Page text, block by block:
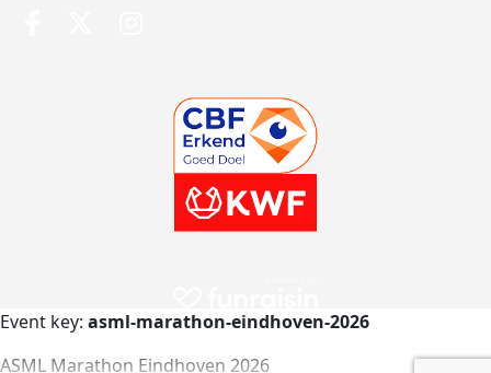
Event key: asml-marathon-eindhoven-2026
ASML Marathon Eindhoven 2026